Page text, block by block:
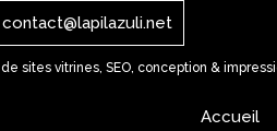
sites vitrines, SEO, conception &
Accueil